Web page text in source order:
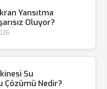
Yansıtma
Oluyor?
Su
Çözümü Nedir?